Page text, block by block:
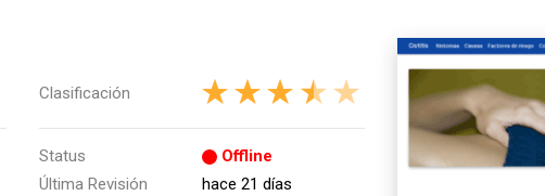
Clasificación
Status
Offline
Última Revisión
hace 21 días